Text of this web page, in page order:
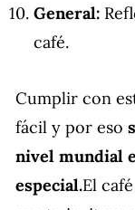
General:
café.
Cumplir con
fácil y por eso
nivel mundial
especial.El